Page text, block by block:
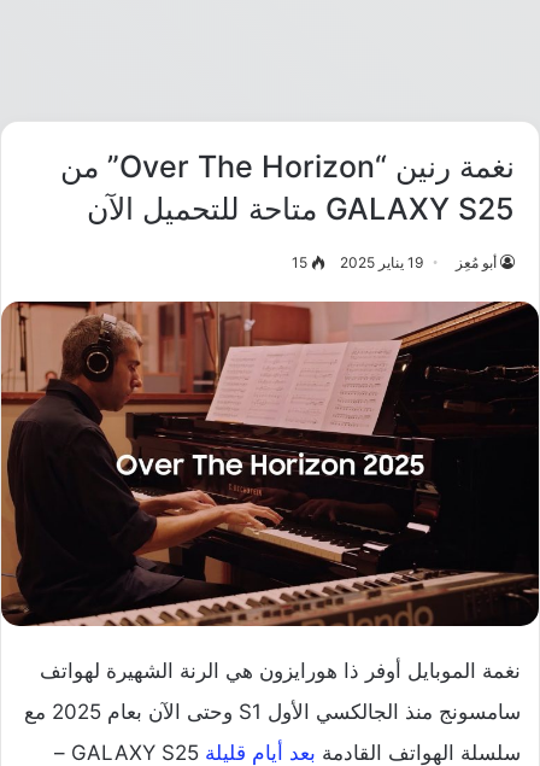
نغمة رنين “Over The Horizon” من
GALAXY S25 متاحة للتحميل الآن
أبو مُعِز 19 يناير 2025 15
نغمة الموبايل أوفر ذا هورايزون هي الرنة الشهيرة لهواتف
سامسونج منذ الجالكسي الأول S1 وحتى الآن بعام 2025 مع
سلسلة الهواتف القادمة بعد أيام قليلة
GALAXY S25 –